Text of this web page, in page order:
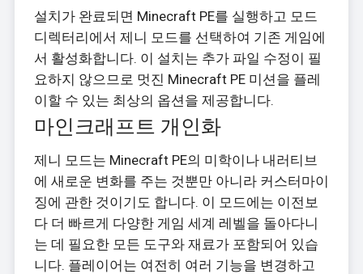
설치가 완료되면 Minecraft PE를 실행하고 모드
디렉터리에서 제니 모드를 선택하여 기존 게임에
서 활성화합니다. 이 설치는 추가 파일 수정이 필
요하지 않으므로 멋진 Minecraft PE 미션을 플레
이할 수 있는 최상의 옵션을 제공합니다.
마인크래프트 개인화
제니 모드는 Minecraft PE의 미학이나 내러티브
에 새로운 변화를 주는 것뿐만 아니라 커스터마이
징에 관한 것이기도 합니다. 이 모드에는 이전보
다 더 빠르게 다양한 게임 세계 레벨을 돌아다니
는 데 필요한 모든 도구와 재료가 포함되어 있습
니다. 플레이어는 여전히 여러 기능을 변경하고